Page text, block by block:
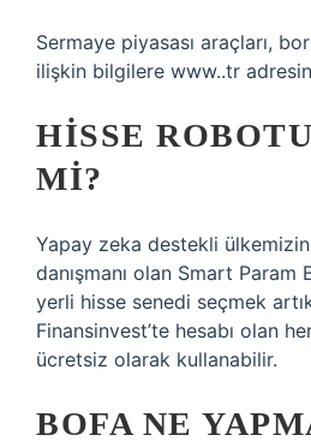
Sermaye piyasası araçları,
ilişkin bilgilere www..tr
HISSE
MI?
Yapay zeka destekli
danışmanı olan Smart Param
yerli hisse senedi seçmek
Finansinvest’te hesabı olan
ücretsiz olarak kullanabilir.
BOFA NE